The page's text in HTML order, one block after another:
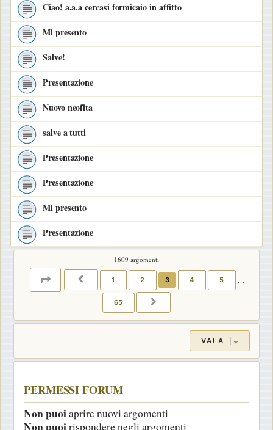
Ciao! a.a.a cercasi formicaio in affitto
Mi presento
Salve!
Presentazione
Nuovo neofita
salve a tutti
Presentazione
Presentazione
Mi presento
Presentazione
1609 argomenti
PAGINA3 PRECEDENTE
1 2 3 4 5 …
65
VAI A
PERMESSI FORUM
Non puoiaprire nuovi argomenti
Non puoi rispondere negli argomenti